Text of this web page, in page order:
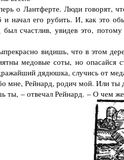
о Лантферте. Люди говорят,
начал его рубить. И, как это
был счастлив, увидев это,
видишь, что в этом
медовые соты, но опасайся
дядюшка, случись от
мне, Рейнард, родич мой. Или
ты, – отвечал Рейнард. – О чем